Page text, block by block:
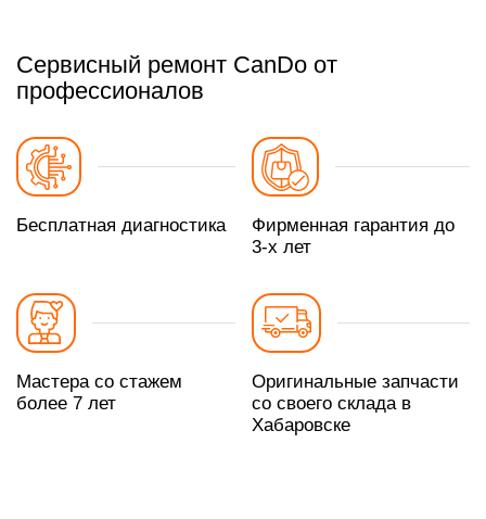
Сервисный ремонт CanDo от
профессионалов
Бесплатная диагностика
Фирменная гарантия до
3-х лет
Мастера со стажем
более 7 лет
Оригинальные запчасти
со своего склада в
Хабаровске